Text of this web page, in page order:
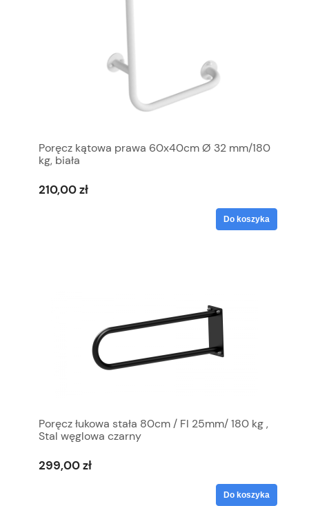
Poręcz kątowa prawa 60x40cm Ø 32 mm/180
kg, biała
210,00 zł
Do koszyka
Poręcz łukowa stała 80cm / FI 25mm/ 180 kg ,
Stal węglowa czarny
299,00 zł
Do koszyka